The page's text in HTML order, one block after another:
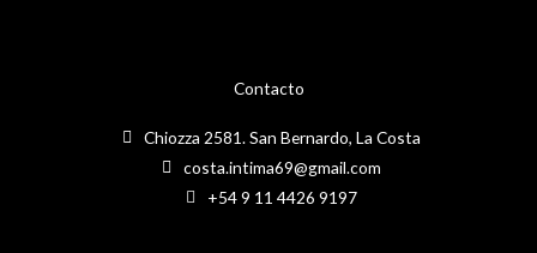
Contacto
Chiozza 2581. San Bernardo, La Costa
costa.intima69@gmail.com
+54 9 11 4426 9197